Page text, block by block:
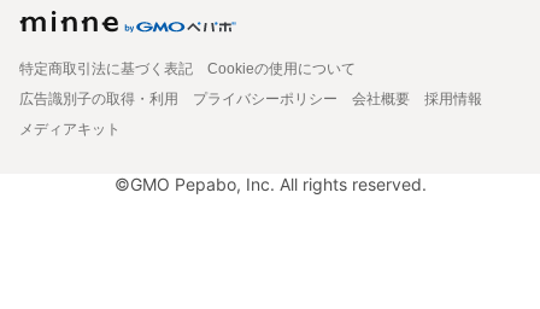
特定商取引法に基づく表記
Cookieの使用について
広告識別子の取得・利用
プライバシーポリシー 会社概要
採用情報
メディアキット
©GMO Pepabo, Inc. All rights reserved.